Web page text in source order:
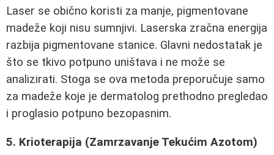
Laser se obično koristi za manje, pigmentovane
madeže koji nisu sumnjivi. Laserska zračna energija
razbija pigmentovane stanice. Glavni nedostatak je
što se tkivo potpuno uništava i ne može se
analizirati. Stoga se ova metoda preporučuje samo
za madeže koje je dermatolog prethodno pregledao
i proglasio potpuno bezopasnim.
5. Krioterapija (Zamrzavanje Tekućim Azotom)